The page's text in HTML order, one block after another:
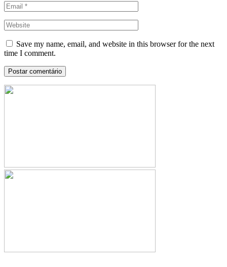
Save my name, email, and website in this browser for the next
time I comment.